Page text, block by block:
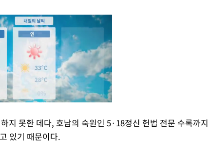
지 못한 데다, 호남의 숙원인 5·18정신 헌법 전문 수록까지
있기 때문이다.